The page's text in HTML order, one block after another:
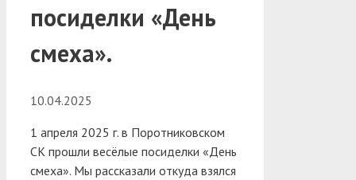
посиделки «День
смеха».
10.04.2025
1 апреля 2025 г. в Поротниковском
СК прошли весёлые посиделки «День
смеха». Мы рассказали откуда взялся